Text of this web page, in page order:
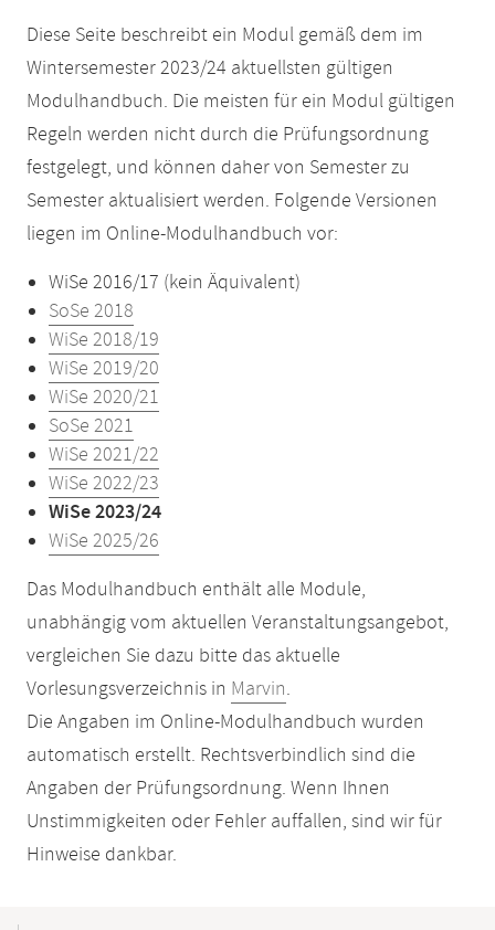
Diese Seite beschreibt ein Modul gemäß dem im
Wintersemester 2023/24 aktuellsten gültigen
Modulhandbuch. Die meisten für ein Modul gültigen
Regeln werden nicht durch die Prüfungsordnung
festgelegt, und können daher von Semester zu
Semester aktualisiert werden. Folgende Versionen
liegen im Online-Modulhandbuch vor:
WiSe 2016/17 (kein Äquivalent)
SoSe 2018
WiSe 2018/19
WiSe 2019/20
WiSe 2020/21
SoSe 2021
WiSe 2021/22
WiSe 2022/23
WiSe 2023/24
WiSe 2025/26
Das Modulhandbuch enthält alle Module,
unabhängig vom aktuellen Veranstaltungsangebot,
vergleichen Sie dazu bitte das aktuelle
Vorlesungsverzeichnis in Marvin.
Die Angaben im Online-Modulhandbuch wurden
automatisch erstellt. Rechtsverbindlich sind die
Angaben der Prüfungsordnung. Wenn Ihnen
Unstimmigkeiten oder Fehler auffallen, sind wir für
Hinweise dankbar.